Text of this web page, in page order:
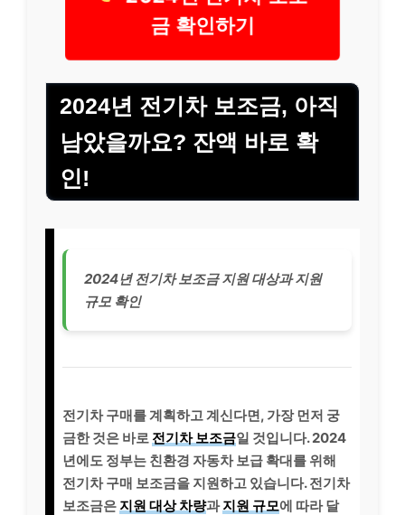
금 확인하기
2024년 전기차 보조금, 아직
남았을까요? 잔액 바로 확
인!
2024년 전기차 보조금 지원 대상과 지원
규모 확인
전기차 구매를 계획하고 계신다면, 가장 먼저 궁
금한 것은 바로 전기차 보조금일 것입니다. 2024
년에도 정부는 친환경 자동차 보급 확대를 위해
전기차 구매 보조금을 지원하고 있습니다. 전기차
보조금은지원 대상 차량과지원 규모에 따라 달